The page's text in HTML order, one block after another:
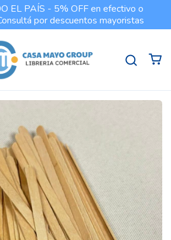
EL PAÍS - 5% OFF en efectivo o
por descuentos mayoristas